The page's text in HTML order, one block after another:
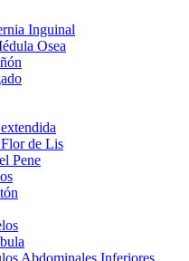
Inguinal
Osea
de Lis
Pene
Abdominales Inferiores